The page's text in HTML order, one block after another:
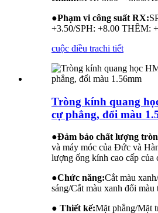
●Phạm vi công suất RX:
+3.50/SPH: +8.00 THÊM:
cuộc điều trachi tiết
Tròng kính quang
cự phẳng, đổi màu
●Đảm bảo chất lượng
và máy móc của Đức và
lượng ống kính cao cấp của
●Chức năng:Cắt màu
sáng/Cắt màu xanh đổi màu
● Thiết kế:Mặt phẳng/Mặt